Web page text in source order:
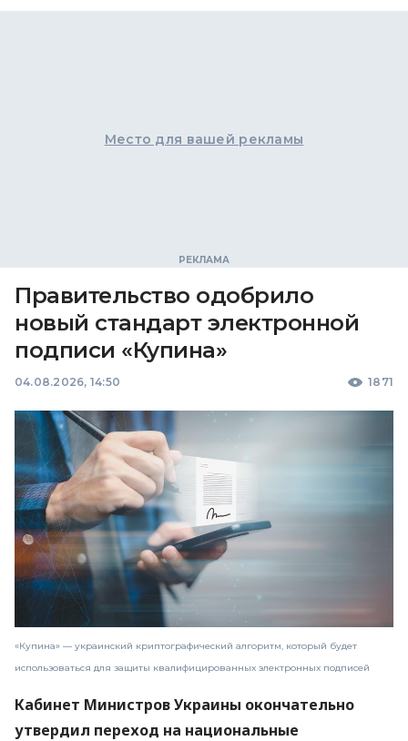
Место для вашей рекламы
Правительство одобрило
новый стандарт электронной
подписи «Купина»
04.08.2026, 14:50 1871
«Купина» — украинский криптографический алгоритм, который будет
использоваться для защиты квалифицированных электронных подписей
Кабинет Министров Украины окончательно
утвердил переход на национальные